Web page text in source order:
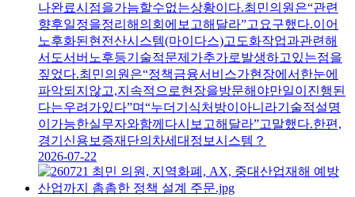
나완료시점을가늠할수없는상황이다.최민의원은“관련
향후일정을정리해의회에보고해달라”고요구했다.이어
노후화된현전산시스템(마이다스)고도화작업과관련해
서도서버노후등기술적문제가추가로발생하고있는점을
짚었다.최민의원은“정책금융서비스가현장에서한눈에
파악되지않고,지속적으로현장을방문해야만일이진행된
다는우려가있다”며“누더기식처방이아니라기술적설명
이가능한실무자와함께다시보고해달라”고말했다.한편,
경기신용보증재단의차세대정보시스템？
2026-07-22